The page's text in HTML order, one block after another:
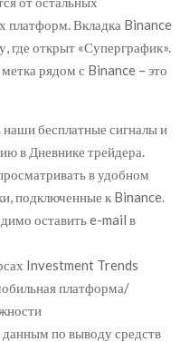
платформ. Вкладка Binance
где открыт «Суперграфик».
рядом с Binance – это
бесплатные сигналы и
в Дневнике трейдера.
в удобном
подключенные к Binance.
оставить e-mail в
Investment Trends
платформа/
по выводу средств